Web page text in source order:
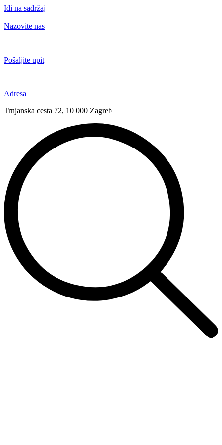
Idi na sadržaj
Nazovite nas
Pošaljite upit
Adresa
Trnjanska cesta 72, 10 000 Zagreb